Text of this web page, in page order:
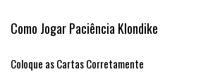
Como Jogar Paciência Klondike
Coloque as Cartas Corretamente